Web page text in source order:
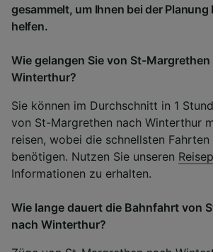
gesammelt, um Ihnen bei der Planung
helfen.
Wie gelangen Sie von St-Margrethen
Winterthur?
Sie können im Durchschnitt in 1
von St-Margrethen nach Winterthur
reisen, wobei die schnellsten Fahrten
benötigen. Nutzen Sie unseren
Informationen zu erhalten.
Wie lange dauert die Bahnfahrt von
nach Winterthur?